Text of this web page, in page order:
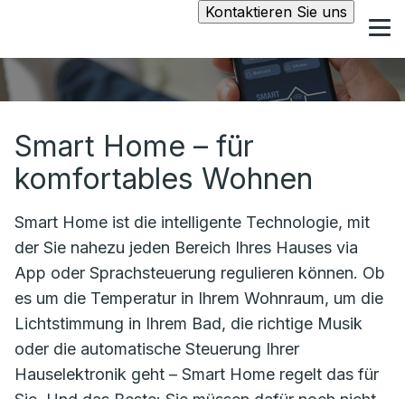
Kontaktieren Sie uns
Smart Home – für
komfortables Wohnen
Smart Home ist die intelligente Technologie, mit
der Sie nahezu jeden Bereich Ihres Hauses via
App oder Sprachsteuerung regulieren können. Ob
es um die Temperatur in Ihrem Wohnraum, um die
Lichtstimmung in Ihrem Bad, die richtige Musik
oder die automatische Steuerung Ihrer
Hauselektronik geht – Smart Home regelt das für